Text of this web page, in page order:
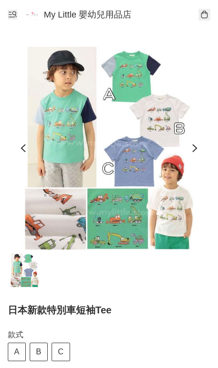
My Little 嬰幼兒用品店
日本新款特別車短袖Tee
款式
A B C